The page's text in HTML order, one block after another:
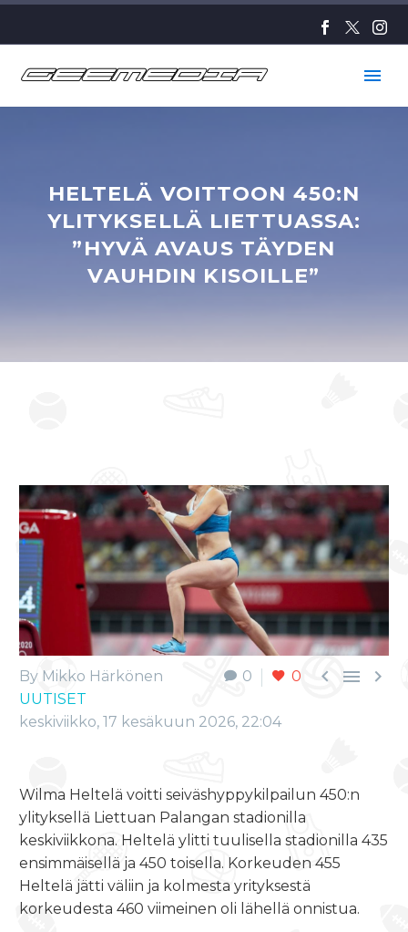
HELTELÄ VOITTOON 450:N
YLITYKSELLÄ LIETTUASSA:
”HYVÄ AVAUS TÄYDEN
VAUHDIN KISOILLE”
0 0   
By Mikko Härkönen
UUTISET
keskiviikko, 17 kesäkuun 2026, 22:04
Wilma Heltelä voitti seiväshyppykilpailun 450:n
ylityksellä Liettuan Palangan stadionilla
keskiviikkona. Heltelä ylitti tuulisella stadionilla 435
ensimmäisellä ja 450 toisella. Korkeuden 455
Heltelä jätti väliin ja kolmesta yrityksestä
korkeudesta 460 viimeinen oli lähellä onnistua.